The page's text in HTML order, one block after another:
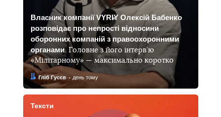
Власник компанії VYRIY Олексій Бабенко
розповідає про непрості відносини
оборонних компаній з правоохоронними
органами. Головне з його інтерв’ю
«Мілітарному» — максимально коротко
Автор:
Гліб Гусєв
Дата: день тому
Тексти